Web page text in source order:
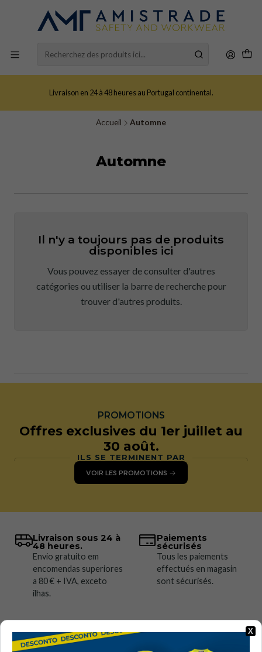
Livraison en 24 à 48 heures au Portugal continental.
Accueil Automne
Automne
Il n'y a toujours pas de produits
disponibles ici
Vous pouvez essayer de consulter d'autres
catégories ou utiliser la barre de recherche pour
trouver d'autres produits.
PROMOTIONS
Offres exclusives du 1er juillet au
30 août.
ILS SE TERMINENT PAR
VOIR LES PROMOTIONS
Livraison sous 24 à
48 heures.
Envio gratuito em
encomendas superiores
a 80 € + IVA, exceto
ilhas.
Paiements
sécurisés
Tous les paiements
effectués en magasin
sont sécurisés.
X